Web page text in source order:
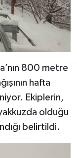
800 metre
hafta
Ekiplerin,
olduğu
belirtildi.